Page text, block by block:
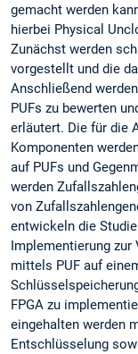
gemacht werden
hierbei Physical
Zunächst werden
vorgestellt und die
Anschließend
PUFs zu bewerten
erläutert. Die für die
Komponenten
auf PUFs und
werden
von
entwickeln die
Implementierung
mittels PUF auf
FPGA zu
eingehalten werden
Entschlüsselung